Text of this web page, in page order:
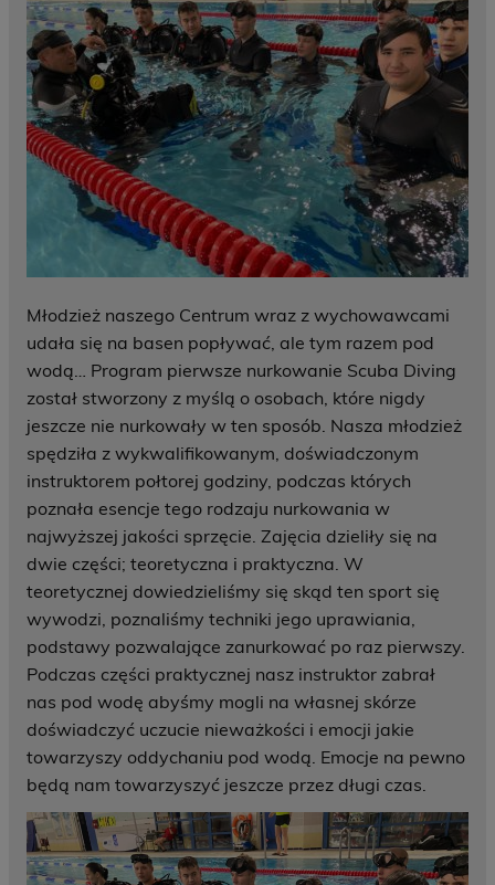
Młodzież naszego Centrum wraz z wychowawcami
udała się na basen popływać, ale tym razem pod
wodą… Program pierwsze nurkowanie Scuba Diving
został stworzony z myślą o osobach, które nigdy
jeszcze nie nurkowały w ten sposób. Nasza młodzież
spędziła z wykwalifikowanym, doświadczonym
instruktorem połtorej godziny, podczas których
poznała esencje tego rodzaju nurkowania w
najwyższej jakości sprzęcie. Zajęcia dzieliły się na
dwie części; teoretyczna i praktyczna. W
teoretycznej dowiedzieliśmy się skąd ten sport się
wywodzi, poznaliśmy techniki jego uprawiania,
podstawy pozwalające zanurkować po raz pierwszy.
Podczas części praktycznej nasz instruktor zabrał
nas pod wodę abyśmy mogli na własnej skórze
doświadczyć uczucie nieważkości i emocji jakie
towarzyszy oddychaniu pod wodą. Emocje na pewno
będą nam towarzyszyć jeszcze przez długi czas.